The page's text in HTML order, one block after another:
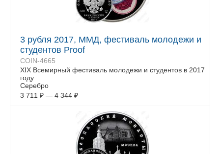
3 рубля 2017, ММД, фестиваль молодежи и
студентов Proof
COIN-4665
XIX Всемирный фестиваль молодежи и студентов в 2017
году
Серебро
3 711 ₽ — 4 344 ₽